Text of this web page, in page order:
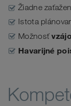
Žiadne
Istota
Možnosť
Havarijné